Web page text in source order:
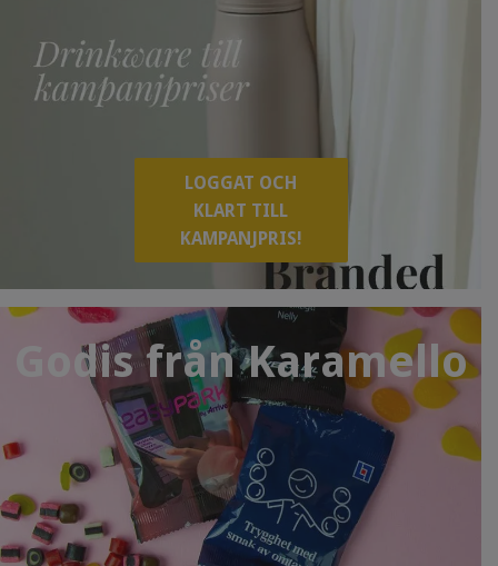
LOGGAT OCH
KLART TILL
KAMPANJPRIS!
Godis från Karamello